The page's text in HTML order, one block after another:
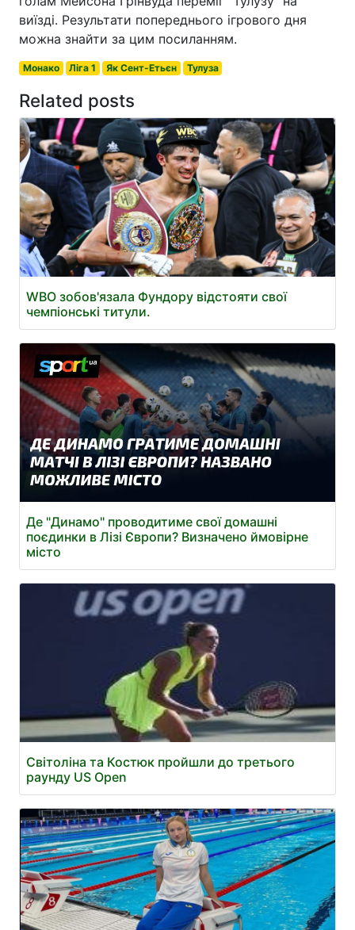
виїзді. Результати попереднього ігрового дня
можна знайти за цим посиланням.
Монако Ліга 1 Як Сент-Етьєн Тулуза
Related posts
WBO зобов'язала Фундору відстояти свої
чемпіонські титули.
Де "Динамо" проводитиме свої домашні
поєдинки в Лізі Європи? Визначено ймовірне
місто
Світоліна та Костюк пройшли до третього
раунду US Open